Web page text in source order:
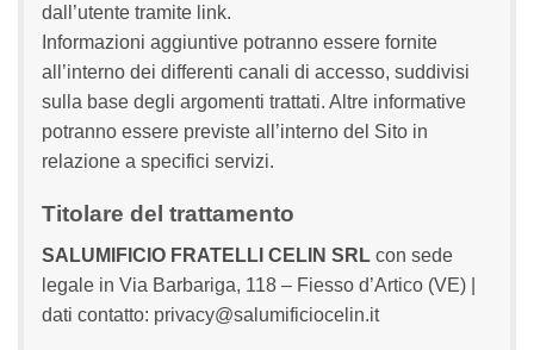
dall’utente tramite link.
Informazioni aggiuntive potranno essere fornite
all’interno dei differenti canali di accesso, suddivisi
sulla base degli argomenti trattati. Altre informative
potranno essere previste all’interno del Sito in
relazione a specifici servizi.
Titolare del trattamento
SALUMIFICIO FRATELLI CELIN SRL con sede
legale in Via Barbariga, 118 – Fiesso d’Artico (VE) |
dati contatto: privacy@salumificiocelin.it